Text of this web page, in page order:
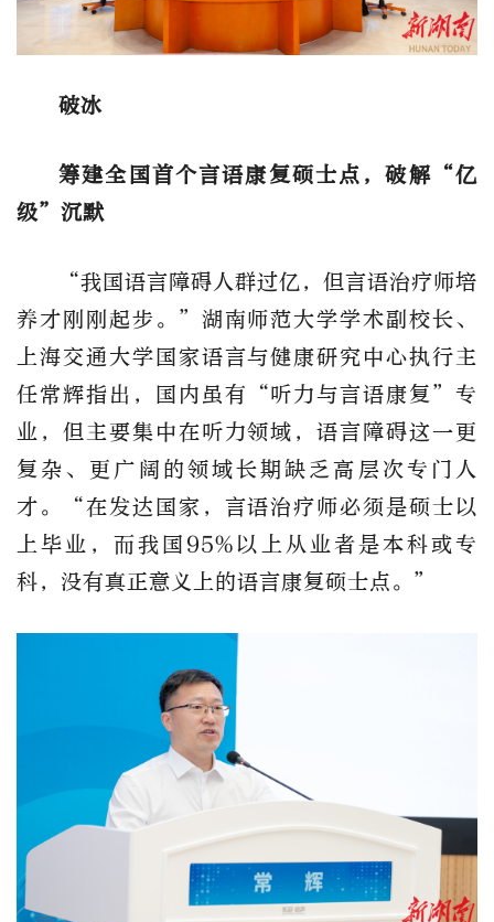
破冰
筹建全国首个言语康复硕士点，破解 “亿
级”沉默
“我国语言障碍人群过亿，但言语治疗师培
养才刚刚起步。” 湖南师范大学学术副校长、
上海交通大学国家语言与健康研究中心执行主
任常辉指出 ，国内虽有 “听力与言语康复”专
业，但主要集中在听力领域，语言障碍这一更
复杂、更广阔的领域长期缺乏高层次专门人
才。“在发达国家，言语治疗师必须是硕士以
上毕业，而我国95%以上从业者是本科或专
科，没有真正意义上的语言康复硕士点。”